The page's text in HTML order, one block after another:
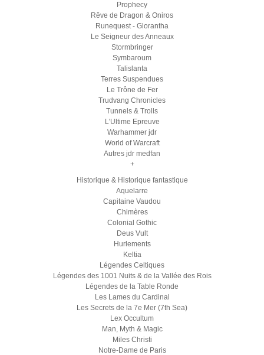
Prophecy
Rêve de Dragon & Oniros
Runequest - Glorantha
Le Seigneur des Anneaux
Stormbringer
Symbaroum
Talislanta
Terres Suspendues
Le Trône de Fer
Trudvang Chronicles
Tunnels & Trolls
L'Ultime Epreuve
Warhammer jdr
World of Warcraft
Autres jdr medfan
+
Historique & Historique fantastique
Aquelarre
Capitaine Vaudou
Chimères
Colonial Gothic
Deus Vult
Hurlements
Keltia
Légendes Celtiques
Légendes des 1001 Nuits & de la Vallée des Rois
Légendes de la Table Ronde
Les Lames du Cardinal
Les Secrets de la 7e Mer (7th Sea)
Lex Occultum
Man, Myth & Magic
Miles Christi
Notre-Dame de Paris